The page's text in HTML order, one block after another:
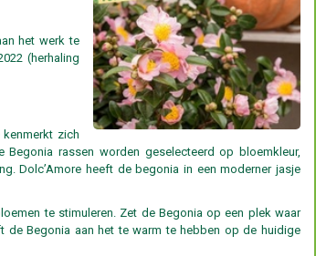
het werk te
(herhaling
kenmerkt zich
rassen worden geselecteerd op bloemkleur,
Dolc’Amore heeft de begonia in een moderner jasje
te stimuleren. Zet de Begonia op een plek waar
de Begonia aan het te warm te hebben op de huidige